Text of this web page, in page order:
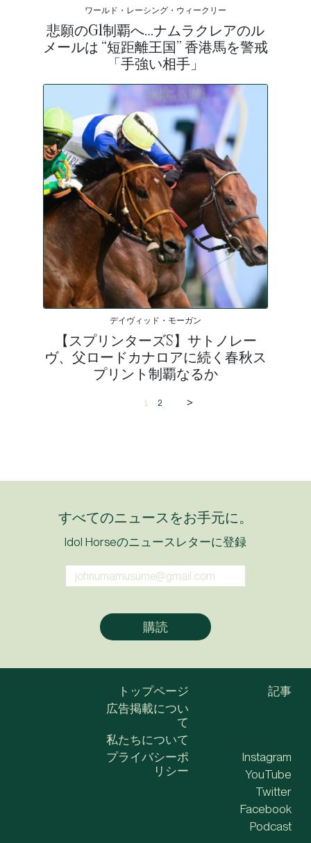
ワールド・レーシング・ウィークリー
悲願のG1制覇へ…ナムラクレアのル
メールは “短距離王国” 香港馬を警戒
「手強い相手」
デイヴィッド・モーガン
【スプリンターズS】サトノレー
ヴ、父ロードカナロアに続く春秋ス
プリント制覇なるか
1 2 >
すべてのニュースをお手元に。
Idol Horseのニュースレターに登録
トップページ
広告掲載につい
て
私たちについて
記事
プライバシーポ
リシー
Instagram
YouTube
Twitter
Facebook
Podcast